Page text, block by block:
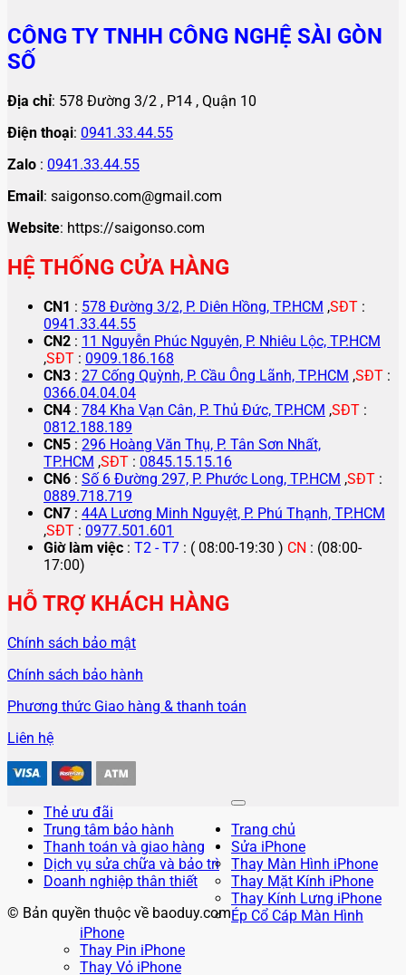
CÔNG TY TNHH CÔNG NGHỆ SÀI GÒN
SỐ
Địa chỉ: 578 Đường 3/2 , P14 , Quận 10
Điện thoại: 0941.33.44.55
Zalo : 0941.33.44.55
Email: saigonso.com@gmail.com
Website: https://saigonso.com
HỆ THỐNG CỬA HÀNG
CN1 : 578 Đường 3/2, P. Diên Hồng, TP.HCM ,SĐT :
0941.33.44.55
CN2 : 11 Nguyễn Phúc Nguyên, P. Nhiêu Lộc, TP.HCM
,SĐT : 0909.186.168
CN3 : 27 Cống Quỳnh, P. Cầu Ông Lãnh, TP.HCM ,SĐT :
0366.04.04.04
CN4 : 784 Kha Vạn Cân, P. Thủ Đức, TP.HCM ,SĐT :
0812.188.189
CN5 : 296 Hoàng Văn Thụ, P. Tân Sơn Nhất,
TP.HCM ,SĐT : 0845.15.15.16
CN6 : Số 6 Đường 297, P. Phước Long, TP.HCM ,SĐT :
0889.718.719
CN7 : 44A Lương Minh Nguyệt, P. Phú Thạnh, TP.HCM
,SĐT : 0977.501.601
Giờ làm việc : T2 - T7 : ( 08:00-19:30 ) CN : (08:00-
17:00)
HỖ TRỢ KHÁCH HÀNG
Chính sách bảo mật
Chính sách bảo hành
Phương thức Giao hàng & thanh toán
Liên hệ
Thẻ ưu đãi
Trung tâm bảo hành
Thanh toán và giao hàng
Dịch vụ sửa chữa và bảo trì
Doanh nghiệp thân thiết
© Bản quyền thuộc về baoduy.com
Trang chủ
Sửa iPhone
Thay Màn Hình iPhone
Thay Mặt Kính iPhone
Thay Kính Lưng iPhone
Ép Cổ Cáp Màn Hình
iPhone
Thay Pin iPhone
Thay Vỏ iPhone